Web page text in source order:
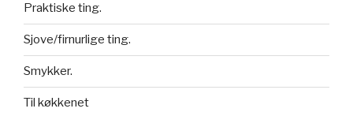
Praktiske ting.
Sjove/firnurlige ting.
Smykker.
Til køkkenet